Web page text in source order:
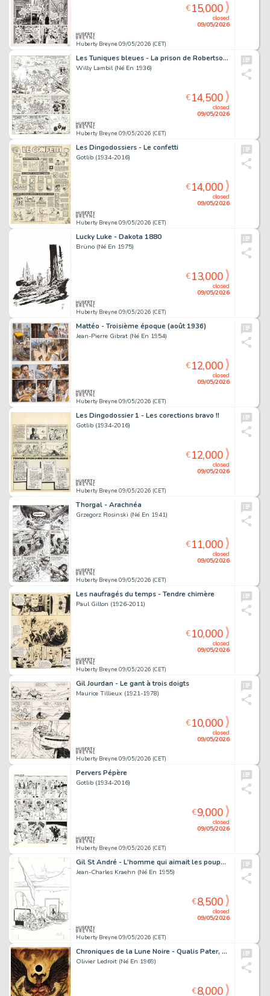
Huberty Breyne 09/05/2026 (CET)
closed
09/05/2026
€15,000
Les Tuniques bleues - La prison de Robertsonville
Willy Lambil (Né En 1936)
Huberty Breyne 09/05/2026 (CET)
closed
09/05/2026
€14,500
Les Dingodossiers - Le confetti
Gotlib (1934-2016)
Huberty Breyne 09/05/2026 (CET)
closed
09/05/2026
€14,000
Lucky Luke - Dakota 1880
Brüno (Né En 1975)
Huberty Breyne 09/05/2026 (CET)
closed
09/05/2026
€13,000
Mattéo - Troisième époque (août 1936)
Jean-Pierre Gibrat (Né En 1954)
Huberty Breyne 09/05/2026 (CET)
closed
09/05/2026
€12,000
Les Dingodossier 1 - Les corections bravo !!
Gotlib (1934-2016)
Huberty Breyne 09/05/2026 (CET)
closed
09/05/2026
€12,000
Thorgal - Arachnéa
Grzegorz Rosinski (Né En 1941)
Huberty Breyne 09/05/2026 (CET)
closed
09/05/2026
€11,000
Les naufragés du temps - Tendre chimère
Paul Gillon (1926-2011)
Huberty Breyne 09/05/2026 (CET)
closed
09/05/2026
€10,000
Gil Jourdan - Le gant à trois doigts
Maurice Tillieux (1921-1978)
Huberty Breyne 09/05/2026 (CET)
closed
09/05/2026
€10,000
Pervers Pépère
Gotlib (1934-2016)
Huberty Breyne 09/05/2026 (CET)
closed
09/05/2026
€9,000
Gil St André - L'homme qui aimait les poupées
Jean-Charles Kraehn (Né En 1955)
Huberty Breyne 09/05/2026 (CET)
closed
09/05/2026
€8,500
Chroniques de la Lune Noire - Qualis Pater, Talis Filius
Olivier Ledroit (Né En 1969)
€8,000